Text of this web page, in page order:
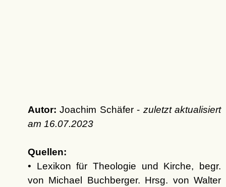
Autor: Joachim Schäfer - zuletzt aktualisiert
am 16.07.2023
Quellen:
• Lexikon für Theologie und Kirche, begr.
von Michael Buchberger. Hrsg. von Walter